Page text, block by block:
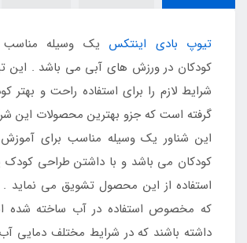
تیوپ بادی اینتکس یک وسیله مناسب
کودکان در ورزش های آبی می باشد . این
شرایط لازم را برای استفاده راحت و بهتر
گرفته است که جزو بهترین محصولات این
این شناور یک وسیله مناسب برای
کودکان می باشد و با داشتن طراحی کودک
استفاده از این محصول تشویق می نماید
که مخصوص استفاده در آب ساخته شده
داشته باشند که در شرایط مختلف دمایی